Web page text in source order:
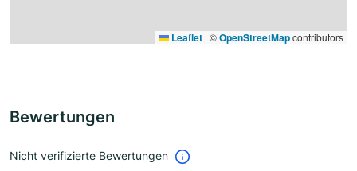
Leaflet | ©OpenStreetMapcontributors
Bewertungen
Nicht verifizierte Bewertungen